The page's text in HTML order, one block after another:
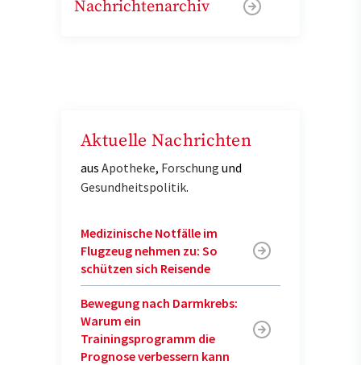
Nachrichtenarchiv
Aktuelle Nachrichten
aus Apotheke, Forschung und
Gesundheitspolitik.
Medizinische Notfälle im
Flugzeug nehmen zu: So
schützen sich Reisende
Bewegung nach Darmkrebs:
Warum ein
Trainingsprogramm die
Prognose verbessern kann